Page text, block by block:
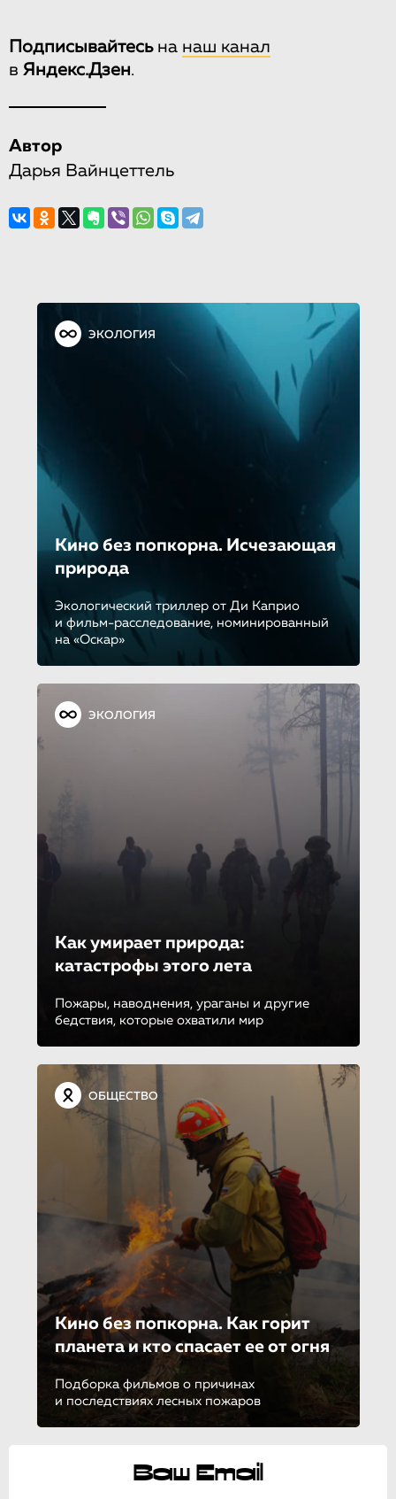
Подписывайтесьна наш канал
в Яндекс.Дзен.
Автор
Дарья Вайнцеттель
ЭКОЛОГИЯ
Кино без попкорна. Исчезающая
природа
Экологический триллер от Ди Каприо
и фильм-расследование, номинированный
на «Оскар»
ЭКОЛОГИЯ
Как умирает природа:
катастрофы этого лета
Пожары, наводнения, ураганы и другие
бедствия, которые охватили мир
ОБЩЕСТВО
Кино без попкорна. Как горит
планета и кто спасает ее от огня
Подборка фильмов о причинах
и последствиях лесных пожаров
Ваш Email